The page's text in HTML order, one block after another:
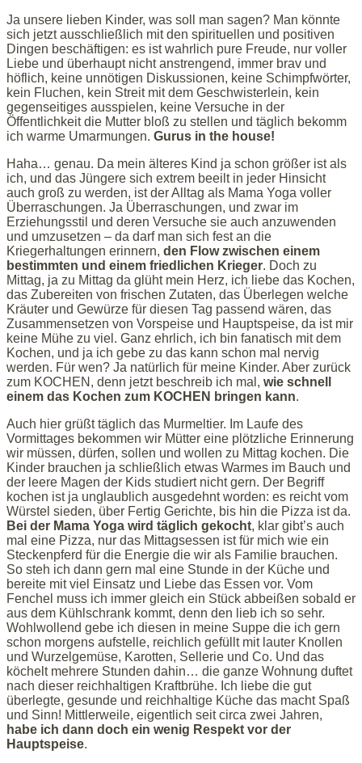
Ja unsere lieben Kinder, was soll man sagen? Man könnte
sich jetzt ausschließlich mit den spirituellen und positiven
Dingen beschäftigen: es ist wahrlich pure Freude, nur voller
Liebe und überhaupt nicht anstrengend, immer brav und
höflich, keine unnötigen Diskussionen, keine Schimpfwörter,
kein Fluchen, kein Streit mit dem Geschwisterlein, kein
gegenseitiges ausspielen, keine Versuche in der
Öffentlichkeit die Mutter bloß zu stellen und täglich bekomm
ich warme Umarmungen. Gurus in the house!
Haha… genau. Da mein älteres Kind ja schon größer ist als
ich, und das Jüngere sich extrem beeilt in jeder Hinsicht
auch groß zu werden, ist der Alltag als Mama Yoga voller
Überraschungen. Ja Überraschungen, und zwar im
Erziehungsstil und deren Versuche sie auch anzuwenden
und umzusetzen – da darf man sich fest an die
Kriegerhaltungen erinnern, den Flow zwischen einem
bestimmten und einem friedlichen Krieger. Doch zu
Mittag, ja zu Mittag da glüht mein Herz, ich liebe das Kochen,
das Zubereiten von frischen Zutaten, das Überlegen welche
Kräuter und Gewürze für diesen Tag passend wären, das
Zusammensetzen von Vorspeise und Hauptspeise, da ist mir
keine Mühe zu viel. Ganz ehrlich, ich bin fanatisch mit dem
Kochen, und ja ich gebe zu das kann schon mal nervig
werden. Für wen? Ja natürlich für meine Kinder. Aber zurück
zum KOCHEN, denn jetzt beschreib ich mal, wie schnell
einem das Kochen zum KOCHEN bringen kann.
Auch hier grüßt täglich das Murmeltier. Im Laufe des
Vormittages bekommen wir Mütter eine plötzliche Erinnerung
wir müssen, dürfen, sollen und wollen zu Mittag kochen. Die
Kinder brauchen ja schließlich etwas Warmes im Bauch und
der leere Magen der Kids studiert nicht gern. Der Begriff
kochen ist ja unglaublich ausgedehnt worden: es reicht vom
Würstel sieden, über Fertig Gerichte, bis hin die Pizza ist da.
Bei der Mama Yoga wird täglich gekocht, klar gibt’s auch
mal eine Pizza, nur das Mittagsessen ist für mich wie ein
Steckenpferd für die Energie die wir als Familie brauchen.
So steh ich dann gern mal eine Stunde in der Küche und
bereite mit viel Einsatz und Liebe das Essen vor. Vom
Fenchel muss ich immer gleich ein Stück abbeißen sobald er
aus dem Kühlschrank kommt, denn den lieb ich so sehr.
Wohlwollend gebe ich diesen in meine Suppe die ich gern
schon morgens aufstelle, reichlich gefüllt mit lauter Knollen
und Wurzelgemüse, Karotten, Sellerie und Co. Und das
köchelt mehrere Stunden dahin… die ganze Wohnung duftet
nach dieser reichhaltigen Kraftbrühe. Ich liebe die gut
überlegte, gesunde und reichhaltige Küche das macht Spaß
und Sinn! Mittlerweile, eigentlich seit circa zwei Jahren,
habe ich dann doch ein wenig Respekt vor der
Hauptspeise.